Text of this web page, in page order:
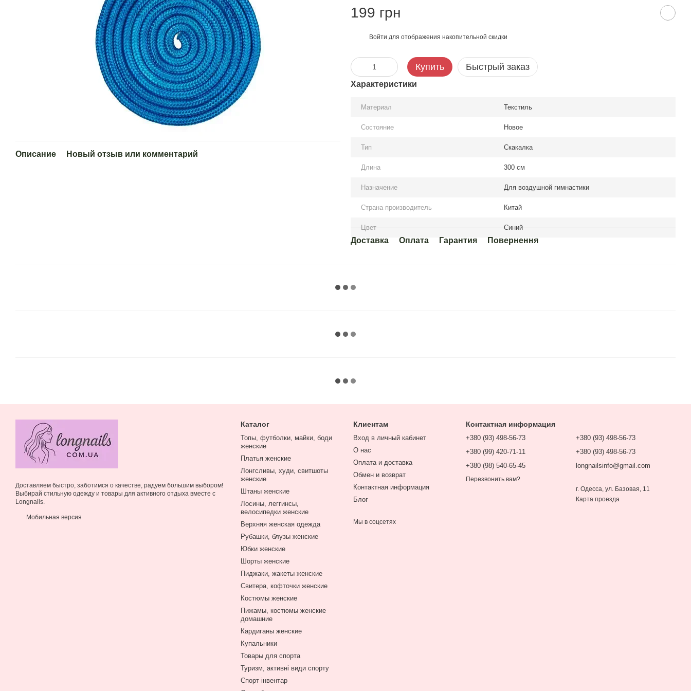
Описание Новый отзыв или комментарий
199 грн
Войти для отображения накопительной скидки
Купить Быстрый заказ
Характеристики
Материал Текстиль
Состояние Новое
Тип Скакалка
Длина 300 см
Назначение Для воздушной гимнастики
Страна производитель Китай
Цвет Синий
Доставка Оплата Гарантия Повернення
Доставляем быстро, заботимся о качестве, радуем большим выбором!
Выбирай стильную одежду и товары для активного отдыха вместе с
Longnails.
Мобильная версия
Каталог
Топы, футболки, майки, боди
женские
Платья женские
Лонгсливы, худи, свитшоты
женские
Штаны женские
Лосины, леггинсы,
велосипедки женские
Верхняя женская одежда
Рубашки, блузы женские
Юбки женские
Шорты женские
Пиджаки, жакеты женские
Свитера, кофточки женские
Костюмы женские
Пижамы, костюмы женские
домашние
Кардиганы женские
Купальники
Товары для спорта
Туризм, активні види спорту
Спорт інвентар
Клиентам
Вход в личный кабинет
О нас
Оплата и доставка
Обмен и возврат
Контактная информация
Блог
Мы в соцсетях
Контактная информация
+380 (93) 498-56-73
+380 (99) 420-71-11
+380 (98) 540-65-45
Перезвонить вам?
+380 (93) 498-56-73
+380 (93) 498-56-73
longnailsinfo@gmail.com
г. Одесса, ул. Базовая, 11
Карта проезда